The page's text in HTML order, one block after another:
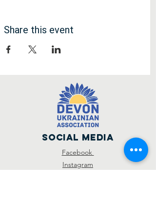
Share this event
Social Media
Facebook
Instagram